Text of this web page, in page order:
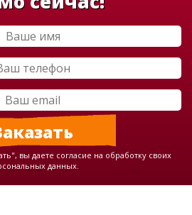
вы даете согласие на обработку своих
данных.